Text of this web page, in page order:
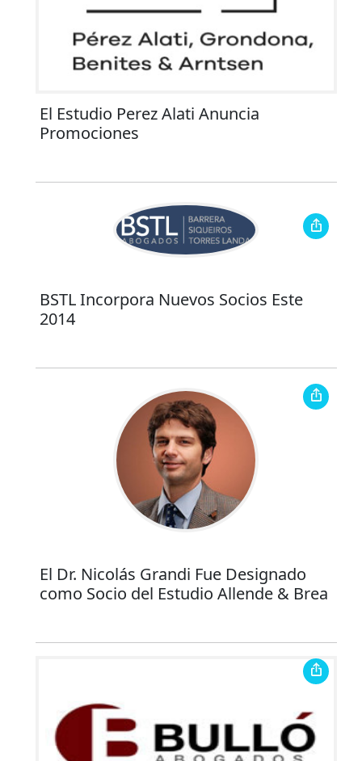
El Estudio Perez Alati Anuncia
Promociones
BSTL Incorpora Nuevos Socios Este
2014
El Dr. Nicolás Grandi Fue Designado
como Socio del Estudio Allende & Brea